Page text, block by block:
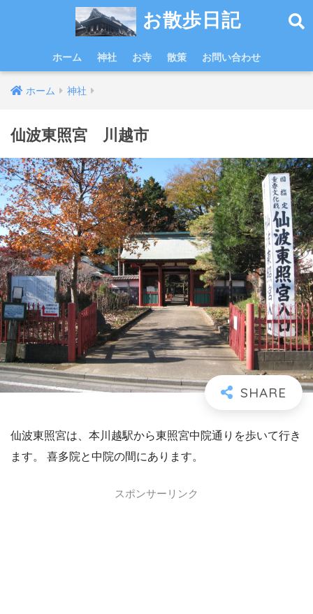
お散歩日記
ホーム 神社 お寺 散策 お問い合わせ
ホーム 神社
仙波東照宮 川越市
仙波東照宮は、本川越駅から東照宮中院通りを歩いて行き
ます。 喜多院と中院の間にあります。
スポンサーリンク